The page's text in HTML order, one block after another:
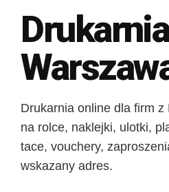
Drukarnia online dla firm
na rolce, naklejki, ulotki,
tace, vouchery,
wskazany adres.